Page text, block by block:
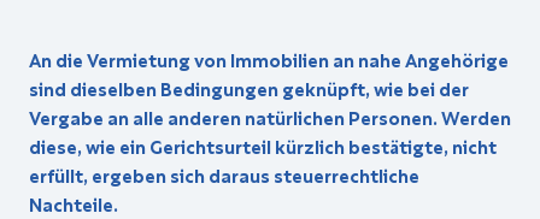
An die Vermietung von Immobilien an nahe Angehörige
sind dieselben Bedingungen geknüpft, wie bei der
Vergabe an alle anderen natürlichen Personen. Werden
diese, wie ein Gerichtsurteil kürzlich bestätigte, nicht
erfüllt, ergeben sich daraus steuerrechtliche
Nachteile.